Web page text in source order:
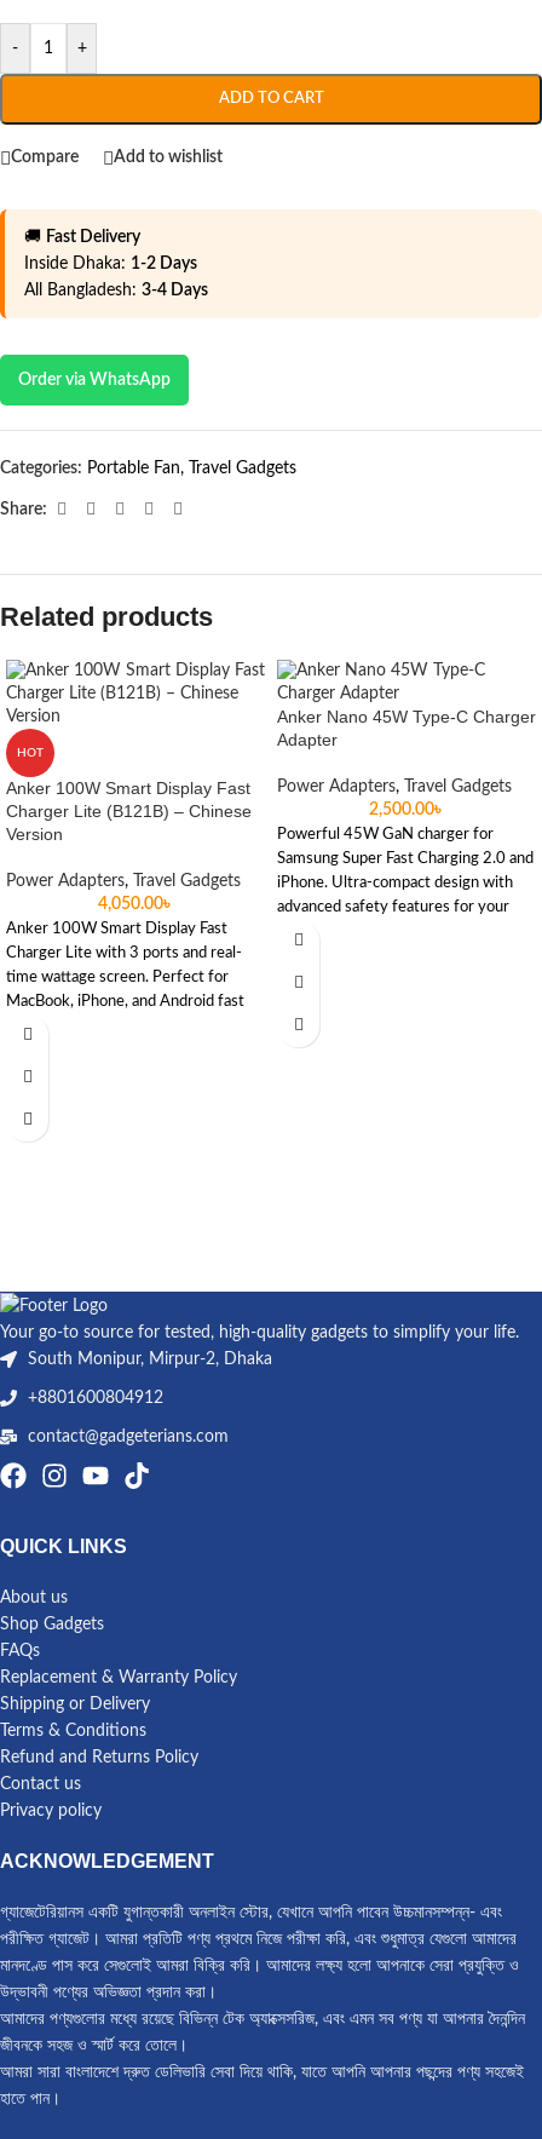
- +
ADD TO CART
Compare Add to wishlist
🚚 Fast Delivery
Inside Dhaka: 1-2 Days
All Bangladesh: 3-4 Days
Order via WhatsApp
Categories: Portable Fan, Travel Gadgets
Share:
Related products
HOT
Anker 100W Smart Display Fast
Charger Lite (B121B) – Chinese
Version
Power Adapters,
Travel Gadgets
4,050.00৳
Anker 100W Smart Display Fast
Charger Lite with 3 ports and real-
time wattage screen. Perfect for
MacBook, iPhone, and Android fast
charging.
Anker Nano 45W Type-C Charger
Adapter
Power Adapters,
Travel Gadgets
2,500.00৳
Powerful 45W GaN charger for
Samsung Super Fast Charging 2.0 and
iPhone. Ultra-compact design with
advanced safety features for your
daily tech needs.
Your go-to source for tested, high-quality gadgets to simplify your life.
South Monipur, Mirpur-2, Dhaka
+8801600804912
contact@gadgeterians.com
QUICK LINKS
About us
Shop Gadgets
FAQs
Replacement & Warranty Policy
Shipping or Delivery
Terms & Conditions
Refund and Returns Policy
Contact us
Privacy policy
ACKNOWLEDGEMENT
গ্যাজেটেরিয়ানস একটি যুগান্তকারী অনলাইন স্টোর, যেখানে আপনি পাবেন উচ্চমানসম্পন্ন- এবং
পরীক্ষিত গ্যাজেট। আমরা প্রতিটি পণ্য প্রথমে নিজে পরীক্ষা করি, এবং শুধুমাত্র যেগুলো আমাদের
মানদণ্ডে পাস করে সেগুলোই আমরা বিক্রি করি। আমাদের লক্ষ্য হলো আপনাকে সেরা প্রযুক্তি ও
উদ্ভাবনী পণ্যের অভিজ্ঞতা প্রদান করা।
আমাদের পণ্যগুলোর মধ্যে রয়েছে বিভিন্ন টেক অ্যাক্সেসরিজ, এবং এমন সব পণ্য যা আপনার দৈনন্দিন
জীবনকে সহজ ও স্মার্ট করে তোলে।
আমরা সারা বাংলাদেশে দ্রুত ডেলিভারি সেবা দিয়ে থাকি, যাতে আপনি আপনার পছন্দের পণ্য সহজেই
হাতে পান।